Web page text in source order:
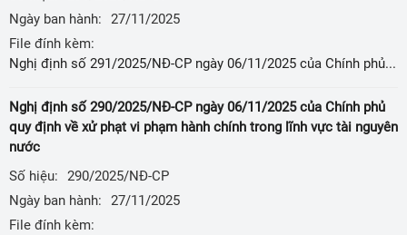
Ngày ban hành:
27/11/2025
File đính kèm:
Nghị định số 291/2025/NĐ-CP ngày 06/11/2025 của Chính phủ sửa đổi, bổ sung một số điều của Nghị định số 103/2024/NĐ-CP ngày 30 tháng 7 năm 2024 của Chính phủ quy định về tiền sử dụng đất, tiền thuê đất
Nghị định số 290/2025/NĐ-CP ngày 06/11/2025 của Chính phủ
quy định về xử phạt vi phạm hành chính trong lĩnh vực tài nguyên
nước
Số hiệu:
290/2025/NĐ-CP
Ngày ban hành:
27/11/2025
File đính kèm: